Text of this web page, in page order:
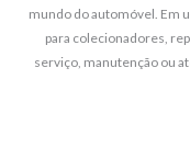
mundo do automóvel. Em
para colecionadores,
serviço, manutenção ou